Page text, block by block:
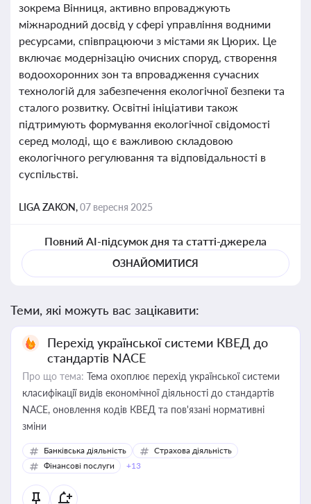
зокрема Вінниця, активно впроваджують
міжнародний досвід у сфері управління водними
ресурсами, співпрацюючи з містами як Цюрих. Це
включає модернізацію очисних споруд, створення
водоохоронних зон та впровадження сучасних
технологій для забезпечення екологічної безпеки та
сталого розвитку. Освітні ініціативи також
підтримують формування екологічної свідомості
серед молоді, що є важливою складовою
екологічного регулювання та відповідальності в
суспільстві.
LIGA ZAKON,07 вересня 2025
Повний AI-підсумок дня та статті-джерела
ОЗНАЙОМИТИСЯ
Теми, які можуть вас зацікавити:
Перехід української системи КВЕД до
стандартів NACE
Про що тема: Тема охоплює перехід української системи
класифікації видів економічної діяльності до стандартів
NACE, оновлення кодів КВЕД та пов'язані нормативні
зміни
Банківська діяльність
Страхова діяльність
Фінансові послуги
+13